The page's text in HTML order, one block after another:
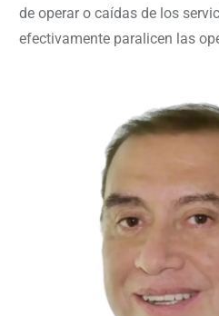
de operar o caídas de los
efectivamente paralicen las